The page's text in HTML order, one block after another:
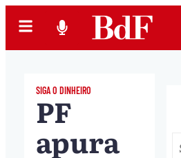
SIGA O DINHEIRO
PF
apura